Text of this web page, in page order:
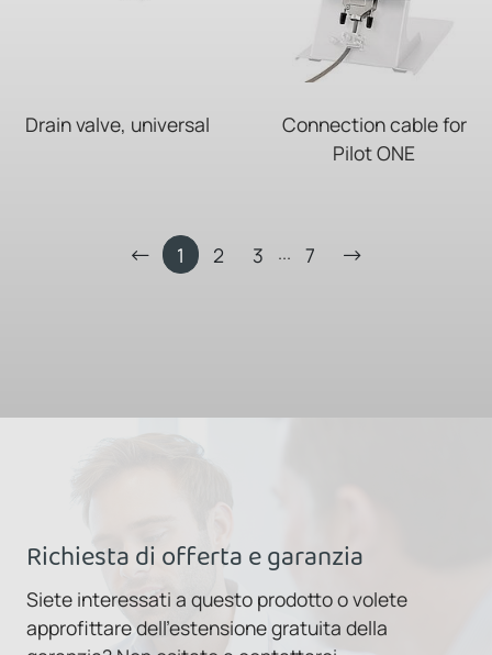
Drain valve, universal
Connection cable for
Pilot ONE
1 2 3 ... 7
Richiesta di offerta e garanzia
Siete interessati a questo prodotto o volete
approfittare dell'estensione gratuita della